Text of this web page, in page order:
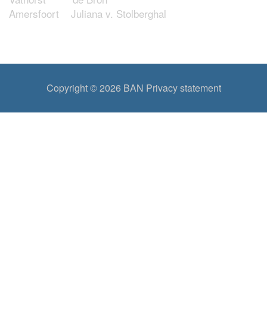
Amersfoort Juliana v. Stolberghal
Copyright © 2026 BAN Privacy statement